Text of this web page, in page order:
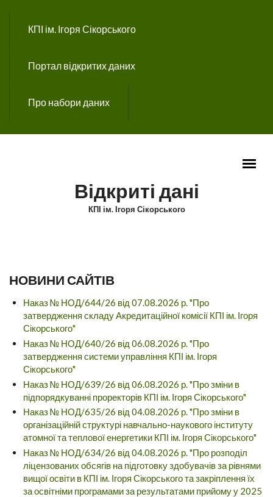
КПІ ім. Ігоря Сікорського
Портал відкритих даних
Про набори даних
Відкриті дані
КПІ ім. Ігоря Сікорського
НОВИНИ САЙТІВ
Наказ № НОД/644/26 від 07.08.2026 р. "Про
затвердження складу Акредитаційної комісії КПІ ім. Ігоря
Сікорського"
Наказ № НОД/640/26 від 06.08.2026 р. "Про
затвердження системи управління КПІ ім. Ігоря
Сікорського"
Наказ № НОД/639/26 від 06.08.2026 р. "Про зміни в
підпорядкуванні проректорів КПІ ім. Ігоря Сікорського"
Наказ № НОД/635/26 від 04.08.2026 р. "Про зміни в
організаційній структурі навчально-наукового інституту
атомної та теплової енергетики КПІ ім. Ігоря Сікорського"
Наказ № НОД/634/26 від 04.08.2026 р. "Про розподіл
ліцензованих обсягів на підготовку здобувачів за рівнями
вищої освіти в КПІ ім. Ігоря Сікорського та закріплення їх
за освітніми програмами за результатами прийому у 2025